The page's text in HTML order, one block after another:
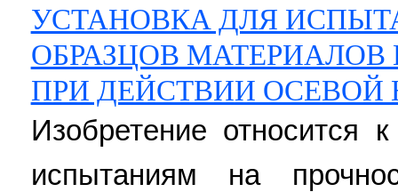
УСТАНОВКА ДЛЯ
ОБРАЗЦОВ
ПРИ ДЕЙСТВИИ ОСЕВОЙ
Изобретение относится
испытаниям на